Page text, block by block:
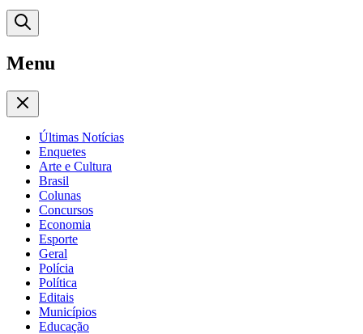
Menu
Últimas Notícias
Enquetes
Arte e Cultura
Brasil
Colunas
Concursos
Economia
Esporte
Geral
Polícia
Política
Editais
Municípios
Educação